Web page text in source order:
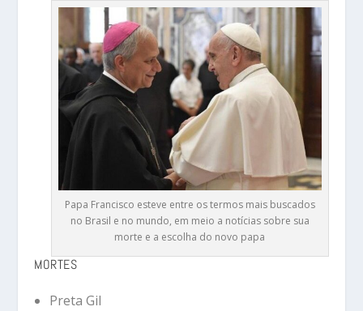
Papa Francisco esteve entre os termos mais buscados
no Brasil e no mundo, em meio a notícias sobre sua
morte e a escolha do novo papa
MORTES
Preta Gil